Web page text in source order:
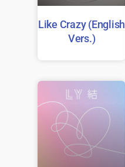
Like Crazy (English
Vers.)